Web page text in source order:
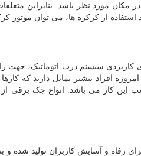
مکان مورد نظر باشد. بنابراین
استفاده از کرکره ها، می توان موتور
کاربردی سیستم درب اتوماتیک، جهت
افراد بیشتر تمایل دارند که
این کار می باشد. انواع جک برقی
رفاه و آسایش کاربران تولید شده و